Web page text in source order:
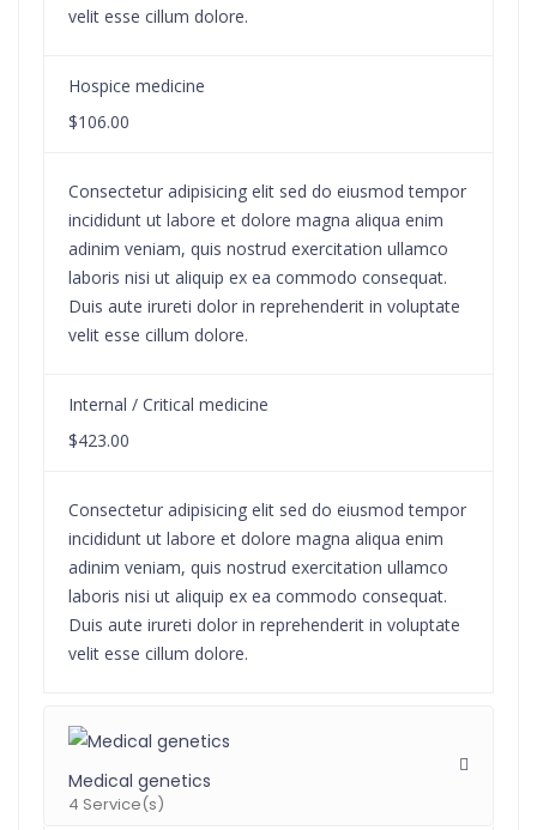
velit esse cillum dolore.
Hospice medicine
$106.00
Consectetur adipisicing elit sed do eiusmod tempor
incididunt ut labore et dolore magna aliqua enim
adinim veniam, quis nostrud exercitation ullamco
laboris nisi ut aliquip ex ea commodo consequat.
Duis aute irureti dolor in reprehenderit in voluptate
velit esse cillum dolore.
Internal / Critical medicine
$423.00
Consectetur adipisicing elit sed do eiusmod tempor
incididunt ut labore et dolore magna aliqua enim
adinim veniam, quis nostrud exercitation ullamco
laboris nisi ut aliquip ex ea commodo consequat.
Duis aute irureti dolor in reprehenderit in voluptate
velit esse cillum dolore.
Medical genetics
4 Service(s)